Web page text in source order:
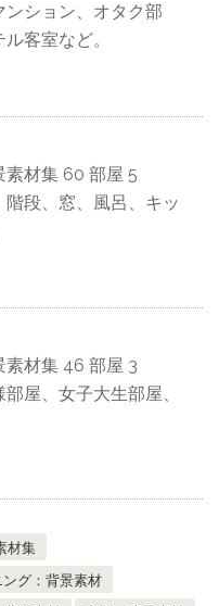
ンション、オタク部
客室など。
素材集 60 部屋 5
段、窓、風呂、キッ
素材集 46 部屋 3
屋、女子大生部屋、
材集
ング：背景素材